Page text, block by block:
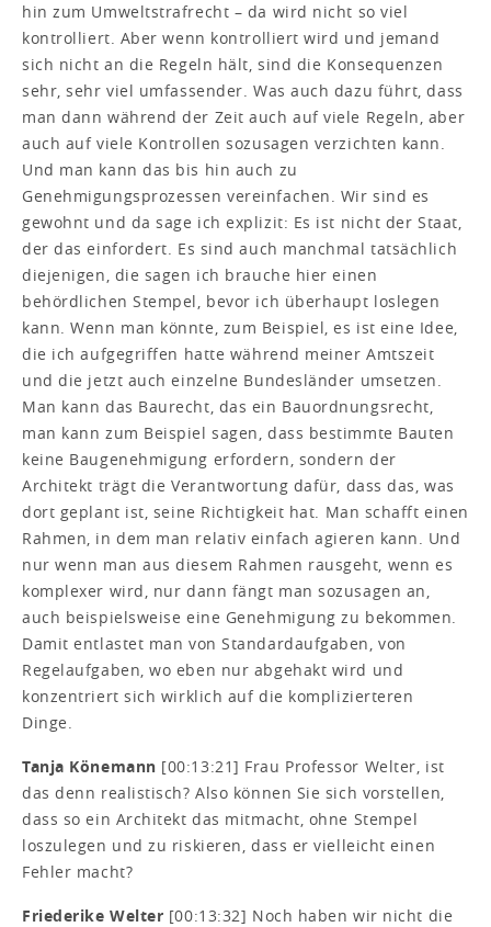
hin zum Umweltstrafrecht – da wird nicht so viel
kontrolliert. Aber wenn kontrolliert wird und jemand
sich nicht an die Regeln hält, sind die Konsequenzen
sehr, sehr viel umfassender. Was auch dazu führt, dass
man dann während der Zeit auch auf viele Regeln, aber
auch auf viele Kontrollen sozusagen verzichten kann.
Und man kann das bis hin auch zu
Genehmigungsprozessen vereinfachen. Wir sind es
gewohnt und da sage ich explizit: Es ist nicht der Staat,
der das einfordert. Es sind auch manchmal tatsächlich
diejenigen, die sagen ich brauche hier einen
behördlichen Stempel, bevor ich überhaupt loslegen
kann. Wenn man könnte, zum Beispiel, es ist eine Idee,
die ich aufgegriffen hatte während meiner Amtszeit
und die jetzt auch einzelne Bundesländer umsetzen.
Man kann das Baurecht, das ein Bauordnungsrecht,
man kann zum Beispiel sagen, dass bestimmte Bauten
keine Baugenehmigung erfordern, sondern der
Architekt trägt die Verantwortung dafür, dass das, was
dort geplant ist, seine Richtigkeit hat. Man schafft einen
Rahmen, in dem man relativ einfach agieren kann. Und
nur wenn man aus diesem Rahmen rausgeht, wenn es
komplexer wird, nur dann fängt man sozusagen an,
auch beispielsweise eine Genehmigung zu bekommen.
Damit entlastet man von Standardaufgaben, von
Regelaufgaben, wo eben nur abgehakt wird und
konzentriert sich wirklich auf die komplizierteren
Dinge.
Tanja Könemann [00:13:21] Frau Professor Welter, ist
das denn realistisch? Also können Sie sich vorstellen,
dass so ein Architekt das mitmacht, ohne Stempel
loszulegen und zu riskieren, dass er vielleicht einen
Fehler macht?
Friederike Welter [00:13:32] Noch haben wir nicht die